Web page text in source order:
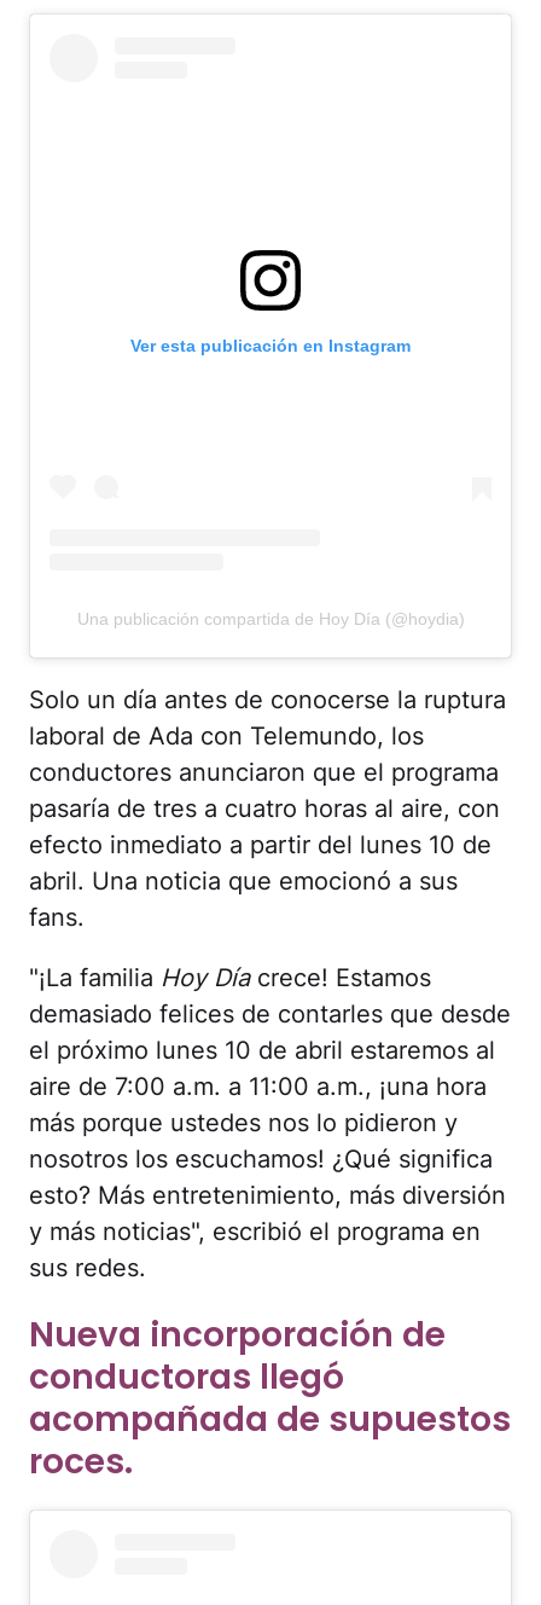
Ver esta publicación en Instagram
Una publicación compartida de Hoy Día (@hoydia)
Solo un día antes de conocerse la ruptura
laboral de Ada con Telemundo, los
conductores anunciaron que el programa
pasaría de tres a cuatro horas al aire, con
efecto inmediato a partir del lunes 10 de
abril. Una noticia que emocionó a sus
fans.
"¡La familia Hoy Díacrece! Estamos
demasiado felices de contarles que desde
el próximo lunes 10 de abril estaremos al
aire de 7:00 a.m. a 11:00 a.m., ¡una hora
más porque ustedes nos lo pidieron y
nosotros los escuchamos! ¿Qué significa
esto? Más entretenimiento, más diversión
y más noticias", escribió el programa en
sus redes.
Nueva incorporación de
conductoras llegó
acompañada de supuestos
roces.